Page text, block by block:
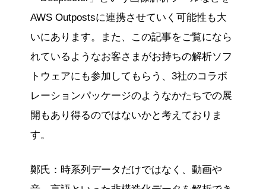
AWS Outpostsに連携させていく可能性も大
いにあります。また、この記事をご覧になら
れているようなお客さまがお持ちの解析ソフ
トウェアにも参加してもらう、3社のコラボ
レーションパッケージのようなかたちでの展
開もあり得るのではないかと考えておりま
す。
鄭氏：時系列データだけではなく、動画や